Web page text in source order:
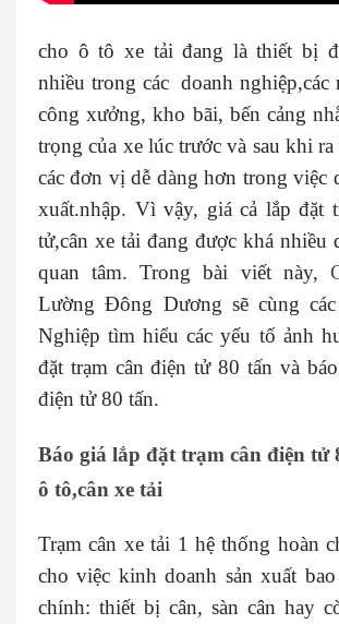
cho ô tô xe tải đang là thiết bị
nhiều trong các doanh nghiệp,các
công xưởng, kho bãi, bến cảng
trọng của xe lúc trước và sau khi
các đơn vị dễ dàng hơn trong việc
xuất.nhập. Vì vậy, giá cả lắp đặt
tử,cân xe tải đang được khá nhiều
quan tâm. Trong bài viết này,
Lường Đông Dương sẽ cùng
Nghiệp tìm hiểu các yếu tố ảnh
đặt trạm cân điện tử 80 tấn và
điện tử 80 tấn.
Báo giá lắp đặt trạm cân điện tử
ô tô,cân xe tải
Trạm cân xe tải 1 hệ thống hoàn
cho việc kinh doanh sản xuất
chính: thiết bị cân, sàn cân hay